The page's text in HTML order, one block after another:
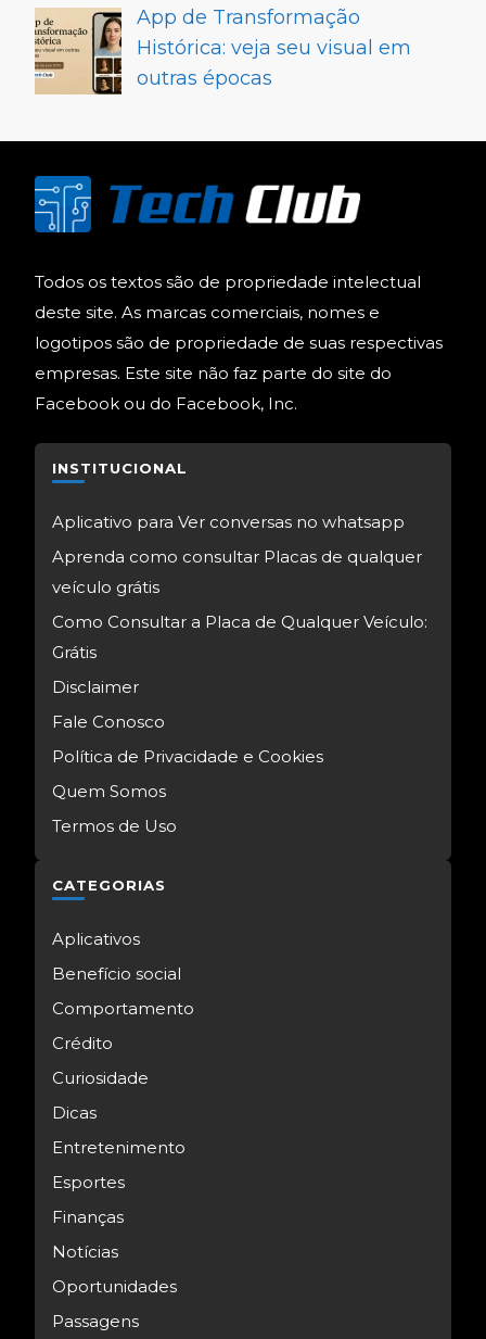
App de Transformação
Histórica: veja seu visual em
outras épocas
Todos os textos são de propriedade intelectual
deste site. As marcas comerciais, nomes e
logotipos são de propriedade de suas respectivas
empresas. Este site não faz parte do site do
Facebook ou do Facebook, Inc.
INSTITUCIONAL
Aplicativo para Ver conversas no whatsapp
Aprenda como consultar Placas de qualquer
veículo grátis
Como Consultar a Placa de Qualquer Veículo:
Grátis
Disclaimer
Fale Conosco
Política de Privacidade e Cookies
Quem Somos
Termos de Uso
CATEGORIAS
Aplicativos
Benefício social
Comportamento
Crédito
Curiosidade
Dicas
Entretenimento
Esportes
Finanças
Notícias
Oportunidades
Passagens